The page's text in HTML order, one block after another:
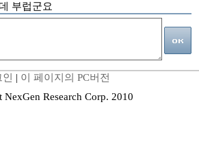
부럽군요
| 이 페이지의 PC버전
NexGen Research Corp. 2010